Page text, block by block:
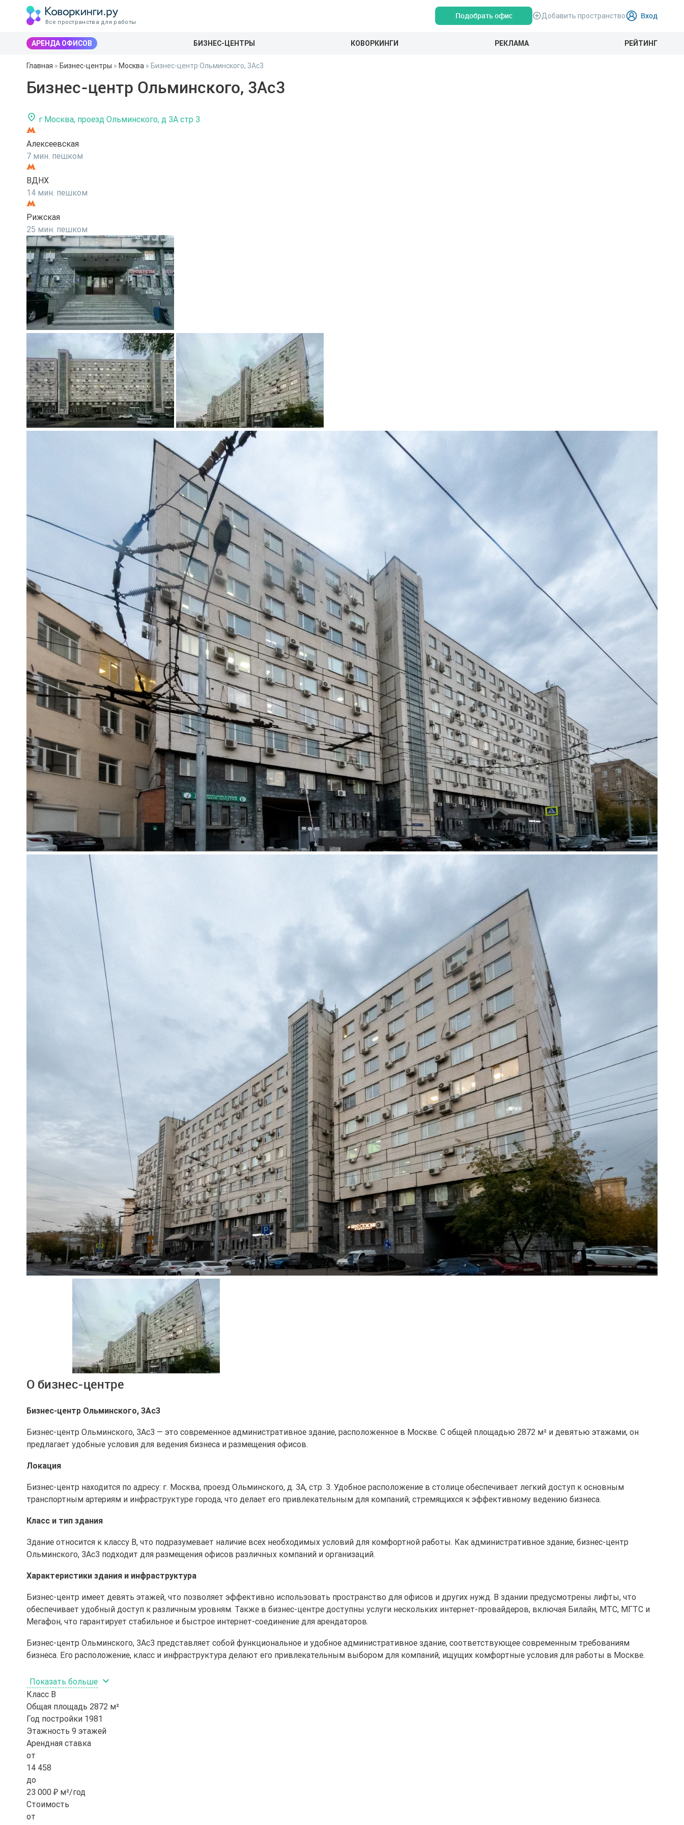
Все пространства для работы
Подобрать офис Добавить пространство Вход
АРЕНДА ОФИСОВ БИЗНЕС-ЦЕНТРЫ КОВОРКИНГИ РЕКЛАМА РЕЙТИНГ
Главная » Бизнес-центры » Москва » Бизнес-центр Ольминского, 3Ас3
Бизнес-центр Ольминского, 3Ас3
г Москва, проезд Ольминского, д 3А стр 3
Алексеевская
7 мин. пешком
ВДНХ
14 мин. пешком
Рижская
25 мин. пешком
О бизнес-центре
Бизнес-центр Ольминского, 3Ас3
Бизнес-центр Ольминского, 3Ас3 — это современное административное здание, расположенное в Москве. С общей площадью 2872 м² и девятью этажами, он
предлагает удобные условия для ведения бизнеса и размещения офисов.
Локация
Бизнес-центр находится по адресу: г. Москва, проезд Ольминского, д. 3А, стр. 3. Удобное расположение в столице обеспечивает легкий доступ к основным
транспортным артериям и инфраструктуре города, что делает его привлекательным для компаний, стремящихся к эффективному ведению бизнеса.
Класс и тип здания
Здание относится к классу B, что подразумевает наличие всех необходимых условий для комфортной работы. Как административное здание, бизнес-центр
Ольминского, 3Ас3 подходит для размещения офисов различных компаний и организаций.
Характеристики здания и инфраструктура
Бизнес-центр имеет девять этажей, что позволяет эффективно использовать пространство для офисов и других нужд. В здании предусмотрены лифты, что
обеспечивает удобный доступ к различным уровням. Также в бизнес-центре доступны услуги нескольких интернет-провайдеров, включая Билайн, МТС, МГТС и
Мегафон, что гарантирует стабильное и быстрое интернет-соединение для арендаторов.
Бизнес-центр Ольминского, 3Ас3 представляет собой функциональное и удобное административное здание, соответствующее современным требованиям
бизнеса. Его расположение, класс и инфраструктура делают его привлекательным выбором для компаний, ищущих комфортные условия для работы в Москве.
Показать больше
Класс B
Общая площадь 2872 м²
Год постройки 1981
Этажность 9 этажей
Арендная ставка
от
14 458
до
23 000 ₽ м²/год
Стоимость
от